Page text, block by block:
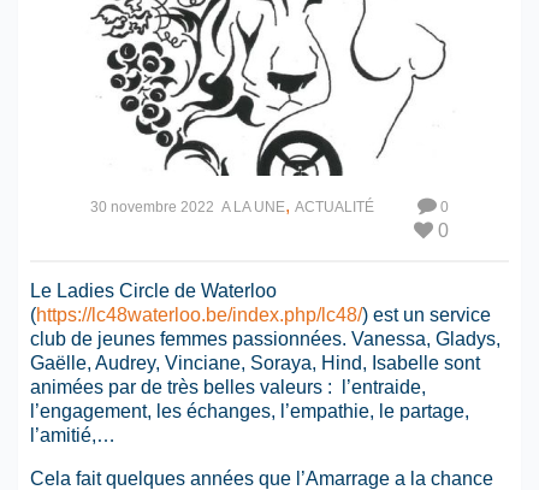
30 novembre 2022 A LA UNE, ACTUALITÉ 0
0
Le Ladies Circle de Waterloo
(https://lc48waterloo.be/index.php/lc48/) est un service
club de jeunes femmes passionnées. Vanessa, Gladys,
Gaëlle, Audrey, Vinciane, Soraya, Hind, Isabelle sont
animées par de très belles valeurs : l’entraide,
l’engagement, les échanges, l’empathie, le partage,
l’amitié,…
Cela fait quelques années que l’Amarrage a la chance